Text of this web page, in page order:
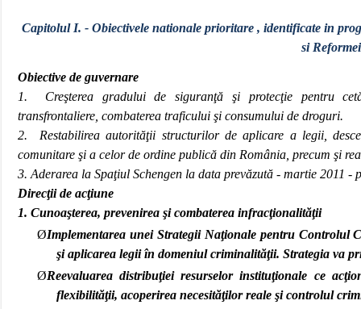
Capitolul I. - Obiectivele nationale prioritare , identificate in
si
Obiective de guvernare
1. Creşterea gradului de siguranţă şi protecţie pentru
transfrontaliere, combaterea traficului şi consumului de droguri.
2. Restabilirea autorităţii structurilor de aplicare a legii,
comunitare şi a celor de ordine publică din România, precum şi
3. Aderarea la Spaţiul Schengen la data prevăzută - martie 2011
Direcţii de acţiune
1. Cunoaşterea, prevenirea şi combaterea infracţionalităţii
ØImplementarea unei Strategii Naţionale pentru Controlul
şi aplicarea legii în domeniul criminalităţii. Strategia va
ØReevaluarea distribuţiei resurselor instituţionale ce
flexibilităţii, acoperirea necesităţilor reale şi controlul